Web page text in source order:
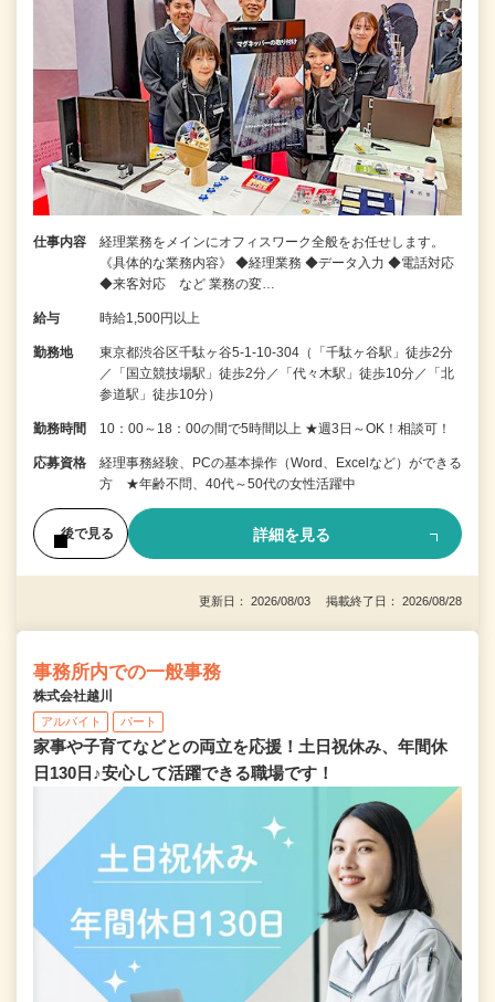
仕事内容
経理業務をメインにオフィスワーク全般をお任せします。
《具体的な業務内容》 ◆経理業務 ◆データ入力 ◆電話対応
◆来客対応 など 業務の変…
給与 時給1,500円以上
勤務地
東京都渋谷区千駄ヶ谷5-1-10-304（「千駄ヶ谷駅」徒歩2分
／「国立競技場駅」徒歩2分／「代々木駅」徒歩10分／「北
参道駅」徒歩10分）
勤務時間 10：00～18：00の間で5時間以上 ★週3日～OK！相談可！
応募資格
経理事務経験、PCの基本操作（Word、Excelなど）ができる
方 ★年齢不問、40代～50代の女性活躍中
後で見る 詳細を見る
更新日： 2026/08/03 掲載終了日： 2026/08/28
事務所内での一般事務
株式会社越川
アルバイト パート
家事や子育てなどとの両立を応援！土日祝休み、年間休
日130日♪安心して活躍できる職場です！